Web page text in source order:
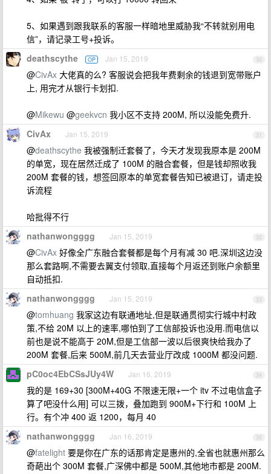
5、如果遇到跟我联系的客服一样暗地里威胁我“不转就别用电
信”，请记录工号+投诉。
30
deathscythe OP Jan 15, 2019
@CivAx 大佬真的么? 客服说会把我年费剩余的钱退到宽带账户
上, 用完才从银行卡划扣.
@Mikewu @geekvcn 我小区不支持 200M, 所以没能免费升.
31
CivAx Jan 15, 2019
@deathscythe 我被强制迁套餐了，今天才发现我原本是 200M
的单宽，现在居然迁成了 100M 的融合套餐，但是钱却照收我
200M 套餐的钱，想签回原本的单宽套餐告知已被退订，请走投
诉流程
哈批得不行
32
nathanwongggg Jan 15, 2019
@CivAx 好像全广东融合套餐都是每个月有减 30 吧.深圳这边没
那么套路啊,不需要去翼支付领取,直接每个月返还到账户余额里
自动抵扣.
33
nathanwongggg Jan 15, 2019
@tomhuang 我家这边有联通地址,但是联通贯彻实行城中村政
策,不给 20M 以上的速率,哪怕到了工信部投诉也没用.而电信以
前也是说不能高于 20M,但是工信部一波以后很爽快给我办了
200M 套餐,后来 500M,前几天去营业厅改成 1000M 都没问题.
34
pC0oc4EbCSsJUy4W Jan 16, 2019
我的是 169+30 [300M+40G 不限速无限+一个 itv 不过电信盒子
算了吧没什么用] 可以三拨，叠加跑到 900M+下行和 100M 上
行。有个冲 400 返 1200，每月 40
35
nathanwongggg Jan 16, 2019
@fatelight 要是你在广东的话那肯定是惠州的,全省也就惠州那么
奇葩出个 300M 套餐,广深佛中都是 500M,其他地市都是 200M.